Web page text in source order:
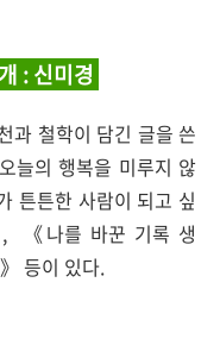
: 신미경
과 철학이 담긴 글을 쓴
늘의 행복을 미루지 않
튼튼한 사람이 되고 싶
《나를 바꾼 기록 생
등이 있다.